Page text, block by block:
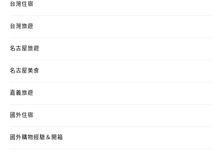
台灣住宿
台灣旅遊
名古屋旅遊
名古屋美食
嘉義旅遊
國外住宿
國外購物經驗＆開箱